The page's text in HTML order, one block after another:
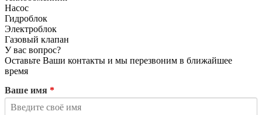
Насос
Гидроблок
Электроблок
Газовый клапан
У вас вопрос?
Оставьте Ваши контакты и мы перезвоним в ближайшее
время
Ваше имя *